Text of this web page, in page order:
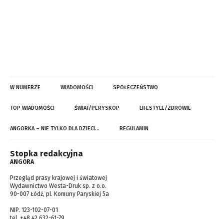
W NUMERZE WIADOMOŚCI SPOŁECZEŃSTWO
TOP WIADOMOŚCI ŚWIAT/PERYSKOP LIFESTYLE/ZDROWIE
ANGORKA – NIE TYLKO DLA DZIECI… REGULAMIN
Stopka redakcyjna
ANGORA
Przegląd prasy krajowej i światowej
Wydawnictwo Westa-Druk sp. z o.o.
90-007 Łódź, pl. Komuny Paryskiej 5a
NIP. 123-102-07-01